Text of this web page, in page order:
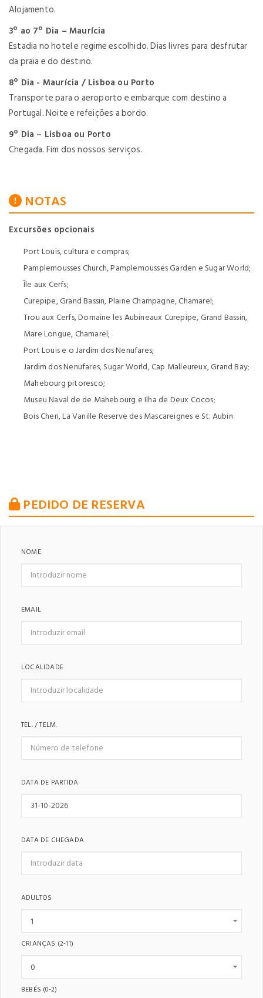
Alojamento.
3º ao 7º Dia – Maurícia
Estadia no hotel e regime escolhido. Dias livres para desfrutar
da praia e do destino.
8º Dia - Maurícia / Lisboa ou Porto
Transporte para o aeroporto e embarque com destino a
Portugal. Noite e refeições a bordo.
9º Dia – Lisboa ou Porto
Chegada. Fim dos nossos serviços.
NOTAS
Excursões opcionais
Port Louis, cultura e compras;
Pamplemousses Church, Pamplemousses Garden e Sugar World;
Île aux Cerfs;
Curepipe, Grand Bassin, Plaine Champagne, Chamarel;
Trou aux Cerfs, Domaine les Aubineaux Curepipe, Grand Bassin,
Mare Longue, Chamarel;
Port Louis e o Jardim dos Nenufares;
Jardim dos Nenufares, Sugar World, Cap Malleureux, Grand Bay;
Mahebourg pitoresco;
Museu Naval de de Mahebourg e Ilha de Deux Cocos;
Bois Cheri, La Vanille Reserve des Mascareignes e St. Aubin
PEDIDO DE RESERVA
NOME
EMAIL
LOCALIDADE
TEL. / TELM.
DATA DE PARTIDA
DATA DE CHEGADA
ADULTOS
CRIANÇAS (2-11)
BEBÉS (0-2)